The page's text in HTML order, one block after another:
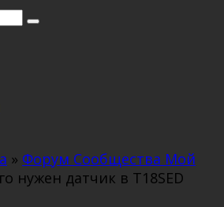
» Форум Сообщества Мой
нужен датчик в T18SED